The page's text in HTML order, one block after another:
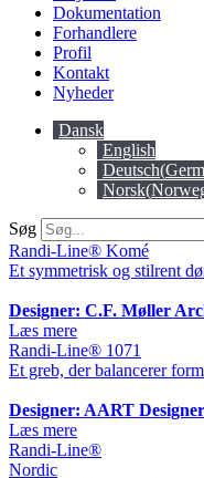
Dokumentation
Forhandlere
Profil
Kontakt
Nyheder
Dansk
English
Deutsch(
Norsk(
Søg
Randi-Line® Komé
Et symmetrisk og stilrent
Designer: C.F. Møller
Læs mere
Randi-Line® 1071
Et greb, der balancerer
Designer: AART
Læs mere
Randi-Line®
Nordic